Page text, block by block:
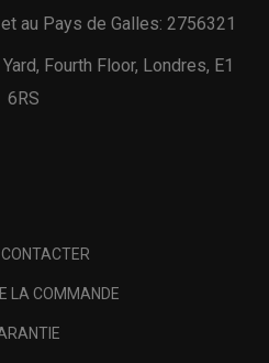
au Pays de Galles: 2756321
Fourth Floor, Londres, E1
6RS
LA COMMANDE